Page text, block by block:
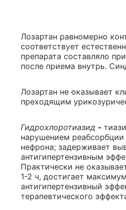
Лозартан равномерно
соответствует
препарата составляло
после приема внутрь.
Лозартан не оказывает
преходящим
Гидрохлоротиазид -
нарушением
нефрона; задерживает
антигипертензивным
Практически не
1-2 ч, достигает
антигипертензивный
терапевтического